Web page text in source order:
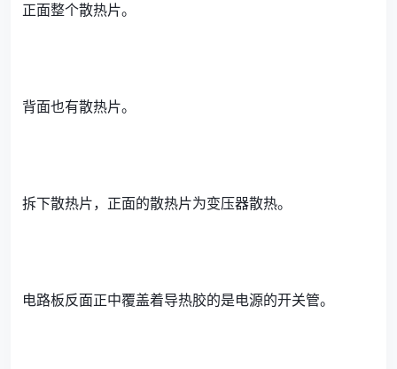
正面整个散热片。
背面也有散热片。
拆下散热片，正面的散热片为变压器散热。
电路板反面正中覆盖着导热胶的是电源的开关管。